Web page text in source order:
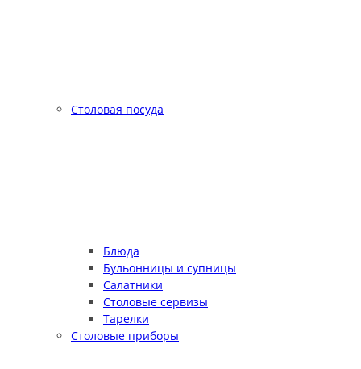
Столовая посуда
Блюда
Бульонницы и супницы
Салатники
Столовые сервизы
Тарелки
Столовые приборы